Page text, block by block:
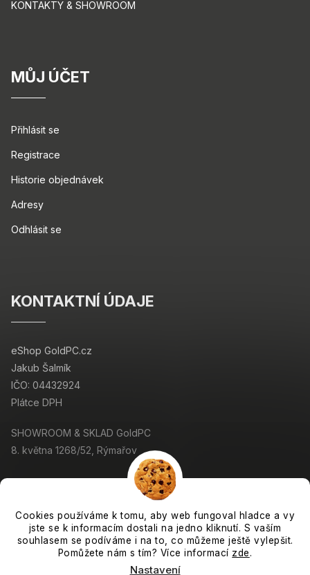
Cookies používáme k tomu, aby web fungoval hladce a vy
jste se k informacím dostali na jedno kliknutí. S vaším
souhlasem se podíváme i na to, co můžeme ještě vylepšit.
Pomůžete nám s tím? Více informací zde.
Nastavení
KONTAKTY & SHOWROOM
MŮJ ÚČET
Přihlásit se
Registrace
Historie objednávek
Adresy
Odhlásit se
KONTAKTNÍ ÚDAJE
eShop GoldPC.cz
Jakub Šalmík
IČO: 04432924
Plátce DPH
SHOWROOM & SKLAD GoldPC
8. května 1268/52, Rýmařov
Copyright 2026GoldPC.cz . Všechna práva vyhrazena.
Grafický návrh vytvořil a nakódovalShoptak.cz